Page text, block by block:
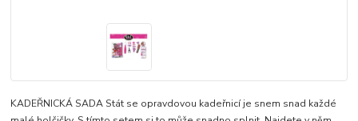
KADEŘNICKÁ SADA Stát se opravdovou kadeřnicí je snem snad každé